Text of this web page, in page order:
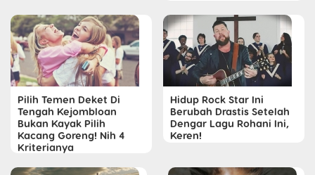
Pilih Temen Deket Di
Tengah Kejombloan
Bukan Kayak Pilih
Kacang Goreng! Nih 4
Kriterianya
Hidup Rock Star Ini
Berubah Drastis Setelah
Dengar Lagu Rohani Ini,
Keren!